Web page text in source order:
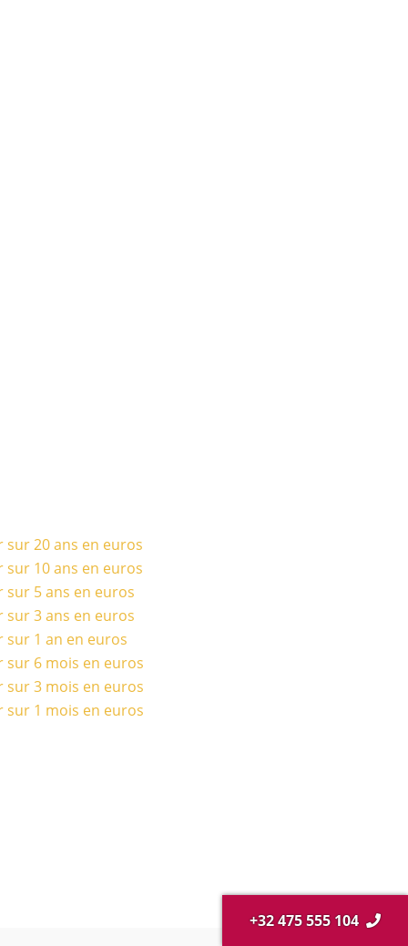
sur 20 ans en euros
sur 10 ans en euros
sur 5 ans en euros
sur 3 ans en euros
sur 1 an en euros
sur 6 mois en euros
sur 3 mois en euros
sur 1 mois en euros
+32 475 555 104